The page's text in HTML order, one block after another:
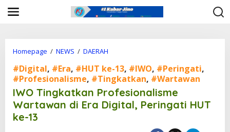
Homepage / NEWS / DAERAH
O
T
n
g
#Digital, #Era, #HUT ke-13, #IWO, #Peringati,
#Profesionalisme, #Tingkatkan, #Wartawan
IWO Tingkatkan Profesionalisme
Wartawan di Era Digital, Peringati HUT
ke-13